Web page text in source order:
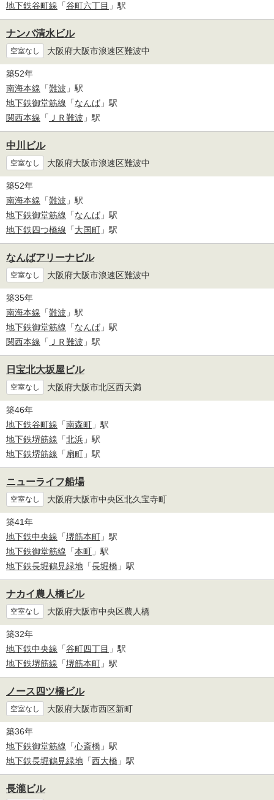
地下鉄谷町線 「谷町六丁目 」駅
ナンバ清水ビル
空室なし 大阪府大阪市浪速区難波中
築52年
南海本線 「難波 」駅
地下鉄御堂筋線 「なんば 」駅
関西本線 「 ＪＲ難波 」駅
中川ビル
空室なし 大阪府大阪市浪速区難波中
築52年
南海本線 「難波 」駅
地下鉄御堂筋線 「なんば 」駅
地下鉄四つ橋線 「大国町 」駅
なんばアリーナビル
空室なし 大阪府大阪市浪速区難波中
築35年
南海本線 「難波 」駅
地下鉄御堂筋線 「なんば 」駅
関西本線 「 ＪＲ難波 」駅
日宝北大坂屋ビル
空室なし 大阪府大阪市北区西天満
築46年
地下鉄谷町線 「南森町 」駅
地下鉄堺筋線 「北浜 」駅
地下鉄堺筋線 「扇町 」駅
ニューライフ船場
空室なし 大阪府大阪市中央区北久宝寺町
築41年
地下鉄中央線 「堺筋本町 」駅
地下鉄御堂筋線 「本町 」駅
地下鉄長堀鶴見緑地 「長堀橋 」駅
ナカイ農人橋ビル
空室なし 大阪府大阪市中央区農人橋
築32年
地下鉄中央線 「谷町四丁目 」駅
地下鉄堺筋線 「堺筋本町 」駅
ノース四ツ橋ビル
空室なし 大阪府大阪市西区新町
築36年
地下鉄御堂筋線 「心斎橋 」駅
地下鉄長堀鶴見緑地 「西大橋 」駅
長瀧ビル